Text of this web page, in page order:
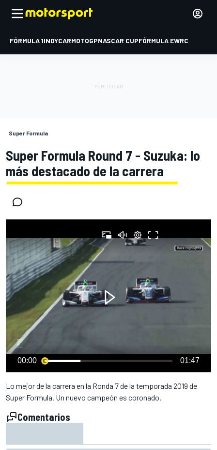
FÓRMULA 1INDYCARMOTOGPNASCAR CUPFÓRMULA EWRC
Super Formula
Super Formula Round 7 - Suzuka: lo
más destacado de la carrera
00:00 01:47
Lo mejor de la carrera en la Ronda 7 de la temporada 2019 de
Super Formula. Un nuevo campeón es coronado.
Comentarios